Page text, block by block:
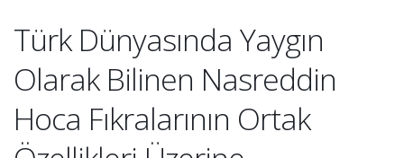
Türk Dünyasında Yaygın
Olarak Bilinen Nasreddin
Hoca Fıkralarının Ortak